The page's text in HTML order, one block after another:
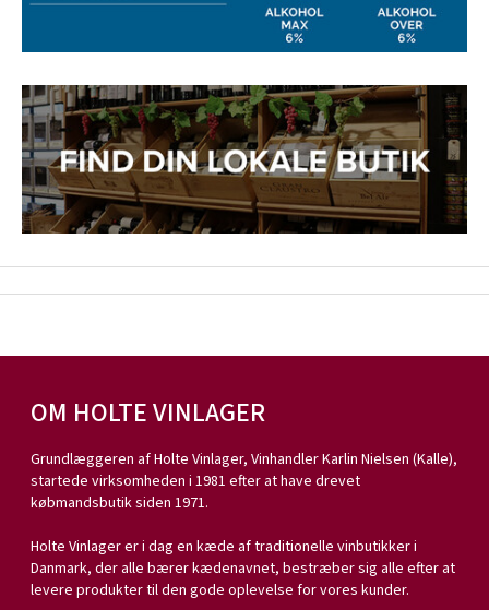
OM HOLTE VINLAGER
Grundlæggeren af Holte Vinlager, Vinhandler Karlin Nielsen (Kalle),
startede virksomheden i 1981 efter at have drevet
købmandsbutik siden 1971.
Holte Vinlager er i dag en kæde af traditionelle vinbutikker i
Danmark, der alle bærer kædenavnet, bestræber sig alle efter at
levere produkter til den gode oplevelse for vores kunder.